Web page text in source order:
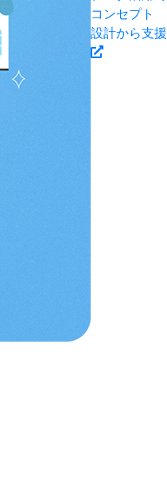
コンセプト
設計から支援